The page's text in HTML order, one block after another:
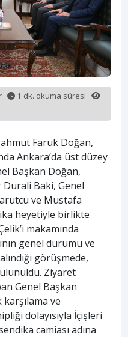
1 dk. okuma süresi
Faruk Doğan,
Ankara’da üst düzey
Başkan Doğan,
Baki, Genel
ve Mustafa
heyetiyle birlikte
makamında
genel durumu ve
görüşmede,
Ziyaret
Genel Başkan
ve
dolayısıyla İçişleri
camiası adına